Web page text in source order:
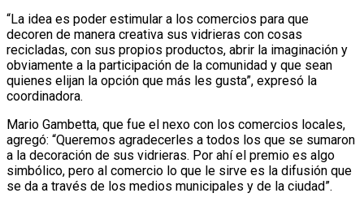
“La idea es poder estimular a los comercios para que
decoren de manera creativa sus vidrieras con cosas
recicladas, con sus propios productos, abrir la imaginación y
obviamente a la participación de la comunidad y que sean
quienes elijan la opción que más les gusta”, expresó la
coordinadora.
Mario Gambetta, que fue el nexo con los comercios locales,
agregó: “Queremos agradecerles a todos los que se sumaron
a la decoración de sus vidrieras. Por ahí el premio es algo
simbólico, pero al comercio lo que le sirve es la difusión que
se da a través de los medios municipales y de la ciudad”.